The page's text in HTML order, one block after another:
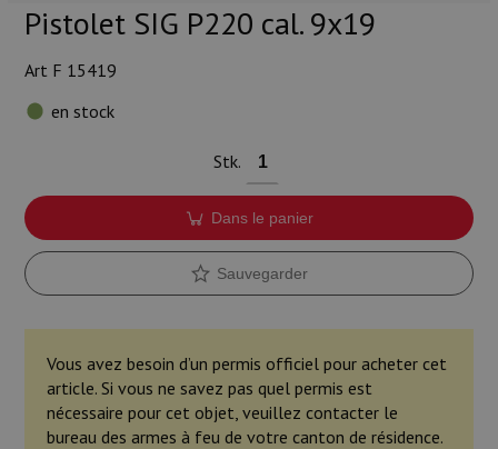
Pistolet SIG P220 cal. 9x19
Art F 15419
en stock
Stk.
Dans le panier
Sauvegarder
Vous avez besoin d’un permis officiel pour acheter cet
article. Si vous ne savez pas quel permis est
nécessaire pour cet objet, veuillez contacter le
bureau des armes à feu de votre canton de résidence.
Lampes et accessoires